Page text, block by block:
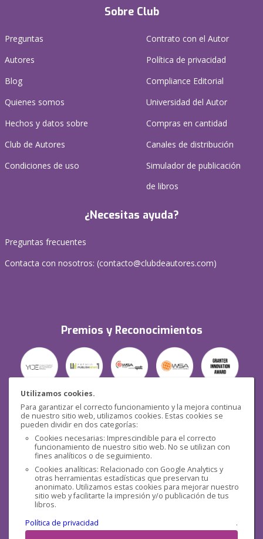
Utilizamos cookies.
Para garantizar el correcto funcionamiento y la mejora continua
de nuestro sitio web, utilizamos cookies. Estas cookies se
pueden dividir en dos categorías:
Cookies necesarias: Imprescindible para el correcto
funcionamiento de nuestro sitio web. No se utilizan con
fines analíticos o de seguimiento.
Cookies analíticas: Relacionado con Google Analytics y
otras herramientas estadísticas que preservan tu
anonimato. Utilizamos estas cookies para mejorar nuestro
sitio web y facilitarte la impresión y/o publicación de tus
libros.
Política de privacidad
.
Sobre Club
Preguntas
Autores
Blog
Quienes somos
Hechos y datos sobre
Club de Autores
Condiciones de uso
Contrato con el Autor
Política de privacidad
Compliance Editorial
Universidad del Autor
Compras en cantidad
Canales de distribución
Simulador de publicación
de libros
¿Necesitas ayuda?
Preguntas frecuentes
Contacta con nosotros: (contacto@clubdeautores.com)
Premios y Reconocimientos
Seguridad
Redes sociales